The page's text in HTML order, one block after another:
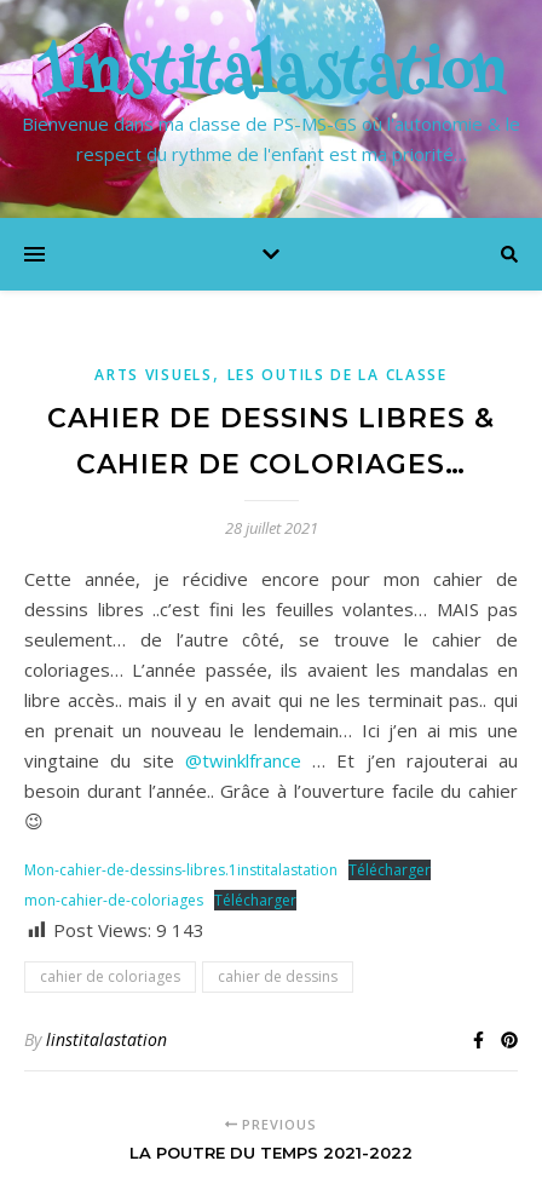
1institalastation
Bienvenue dans ma classe de PS-MS-GS où l'autonomie & le
respect du rythme de l'enfant est ma priorité…
ARTS VISUELS , LES OUTILS DE LA CLASSE
CAHIER DE DESSINS LIBRES &
CAHIER DE COLORIAGES…
28 juillet 2021
Cette année, je récidive encore pour mon cahier de
dessins libres ..c’est fini les feuilles volantes… MAIS pas
seulement… de l’autre côté, se trouve le cahier de
coloriages… L’année passée, ils avaient les mandalas en
libre accès.. mais il y en avait qui ne les terminait pas.. qui
en prenait un nouveau le lendemain… Ici j’en ai mis une
vingtaine du site @twinklfrance … Et j’en rajouterai au
besoin durant l’année.. Grâce à l’ouverture facile du cahier
😉
Mon-cahier-de-dessins-libres.1institalastation Télécharger
mon-cahier-de-coloriages Télécharger
Post Views: 9 143
cahier de coloriages cahier de dessins
Bylinstitalastation
PREVIOUS
LA POUTRE DU TEMPS 2021-2022